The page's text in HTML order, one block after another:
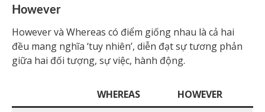
However
However và Whereas có điểm giống nhau là cả hai
đều mang nghĩa ‘tuy nhiên’, diễn đạt sự tương phản
giữa hai đối tượng, sự việc, hành động.
WHEREAS
HOWEVER